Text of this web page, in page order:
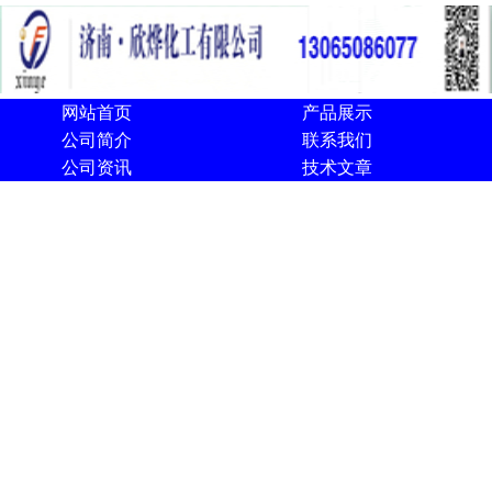
网站首页
产品展示
公司简介
联系我们
公司资讯
技术文章